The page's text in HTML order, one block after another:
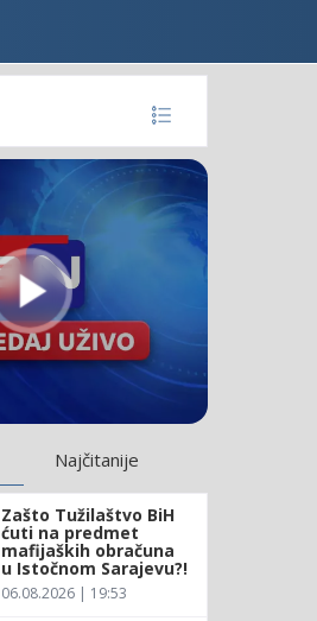
Najčitanije
Zašto Tužilaštvo BiH
ćuti na predmet
mafijaških obračuna
u Istočnom Sarajevu?!
06.08.2026 | 19:53